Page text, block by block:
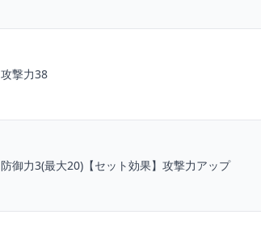
攻撃力38
防御力3(最大20)【セット効果】攻撃力アップ